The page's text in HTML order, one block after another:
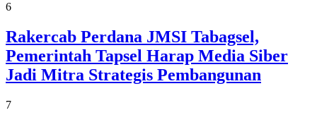
6
Rakercab Perdana JMSI Tabagsel,
Pemerintah Tapsel Harap Media Siber
Jadi Mitra Strategis Pembangunan
7